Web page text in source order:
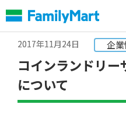
文
へ
2017年11月24日
企
コインランドリ
について